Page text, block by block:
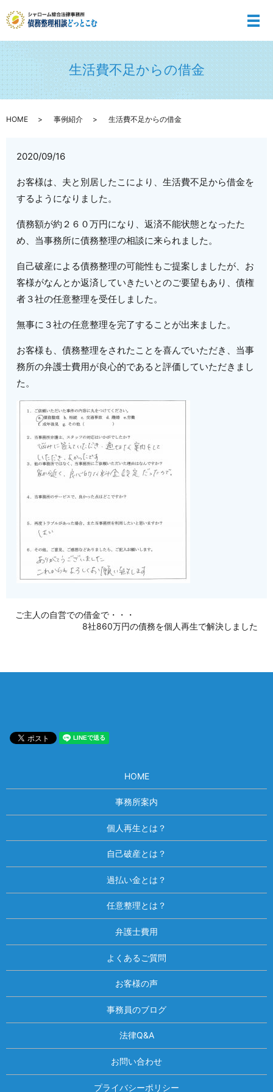
メ
生活費不足からの借金
HOME 事例紹介 生活費不足からの借金
2020/09/16
お客様は、夫と別居したこにより、生活費不足から借金を
するようになりました。
債務額が約２６０万円になり、返済不能状態となったた
め、当事務所に債務整理の相談に来られました。
自己破産による債務整理の可能性もご提案しましたが、お
客様がなんとか返済していきたいとのご要望もあり、債権
者３社の任意整理を受任しました。
無事に３社の任意整理を完了することが出来ました。
お客様も、債務整理をされたことを喜んでいただき、当事
務所の弁護士費用が良心的であると評価していただきまし
た。
ご主人の自営での借金で・・・
8社860万円の債務を個人再生で解決しました
HOME
事務所案内
個人再生とは？
自己破産とは？
過払い金とは？
任意整理とは？
弁護士費用
よくあるご質問
お客様の声
事務員のブログ
法律Q&A
お問い合わせ
プライバシーポリシー